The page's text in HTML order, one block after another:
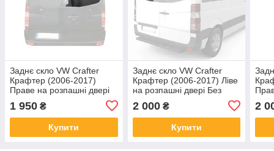
Заднє скло VW Crafter
Крафтер (2006-2017)
Праве на розпашні двері
1 950 ₴
Купити
Заднє скло VW Crafter
Крафтер (2006-2017) Ліве
на розпашні двері Без
2 000₴
Купити
2